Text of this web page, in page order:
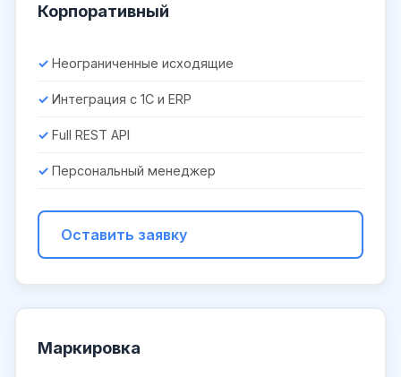
Корпоративный
Неограниченные исходящие
Интеграция с 1С и ERP
Full REST API
Персональный менеджер
Оставить заявку
Маркировка